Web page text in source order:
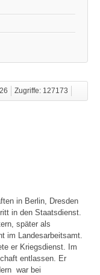
Zugriffe: 127173
in Berlin, Dresden
in den Staatsdienst.
später als
im Landesarbeitsamt.
er Kriegsdienst. Im
entlassen. Er
war bei